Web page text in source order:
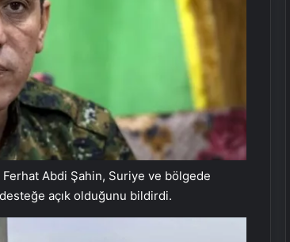
Abdi Şahin, Suriye ve bölgede
açık olduğunu bildirdi.